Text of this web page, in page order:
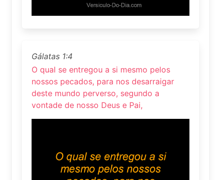
Gálatas 1:4
O qual se entregou a si mesmo pelos
nossos pecados, para nos desarraigar
deste mundo perverso, segundo a
vontade de nosso Deus e Pai,